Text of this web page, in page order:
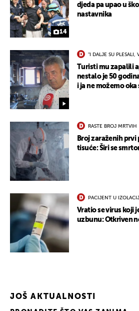
14
djeda pa upao u
nastavnika
"I DALJE SU PLESALI,
Turisti mu zapalili
nestalo je 50
i ja ne možemo
RASTE BROJ MRTVIH
Broj zaraženih
tisuće: Širi se
PACIJENT U IZOLACIJI
Vratio se virus koji
uzbunu: Otkriven
JOŠ AKTUALNOSTI